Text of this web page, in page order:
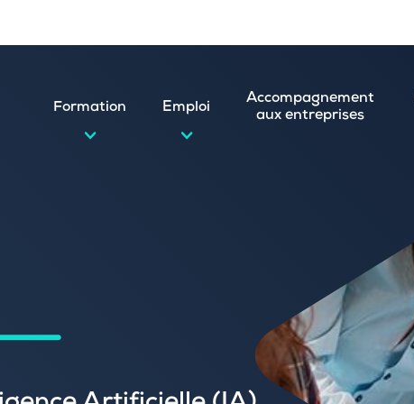
Formation Emploi
et postuler en ligne
spontanée
Accompagnement
aux entreprises